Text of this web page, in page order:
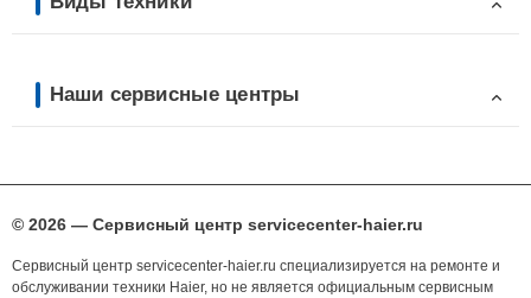
Наши сервисные центры
© 2026 — Сервисный центр servicecenter-haier.ru
Сервисный центр servicecenter-haier.ru специализируется на ремонте и
обслуживании техники Haier, но не является официальным сервисным